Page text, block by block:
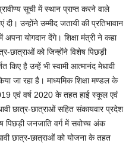
सूची में स्थान प्राप्त करने वाले
दी। उन्होंने उम्मीद जतायी की प्रतिभावान
अपना योगदान देंगे। शिक्षा मंत्री ने कहा
छात्राओं को जिन्होंने विशेष पिछड़ी
किए है उन्हें भी स्वामी आत्मानंद मेधावी
जा रहा है। माध्यमिक शिक्षा मण्डल के
एवं वर्ष 2020 के तहत हाई स्कूल एवं
छात्र-छात्राओं सहित संकायवार प्रदेश
पिछड़ी जनजाति वर्ग में सवोच्च अंक
छात्र-छात्राओं को योजना के तहत